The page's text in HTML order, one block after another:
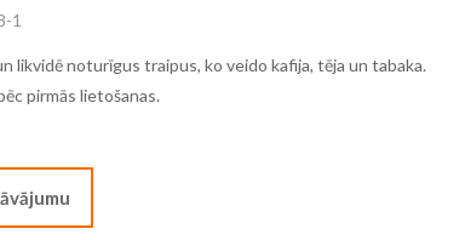
1
likvidē noturīgus traipus, ko veido kafija, tēja un tabaka.
pirmās lietošanas.